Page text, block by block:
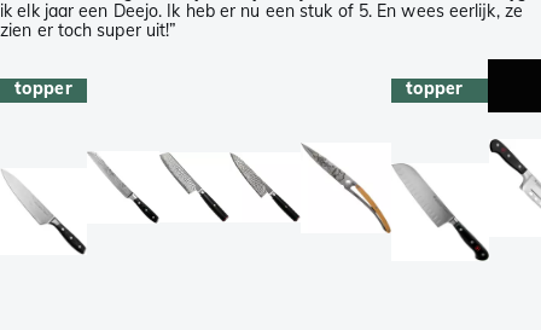
ik elk jaar een Deejo. Ik heb er nu een stuk of 5. En wees eerlijk, ze
zien er toch super uit!”
topper topper